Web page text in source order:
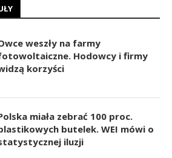
weszły na farmy
Hodowcy i firmy
korzyści
miała zebrać 100 proc.
butelek. WEI mówi o
iluzji